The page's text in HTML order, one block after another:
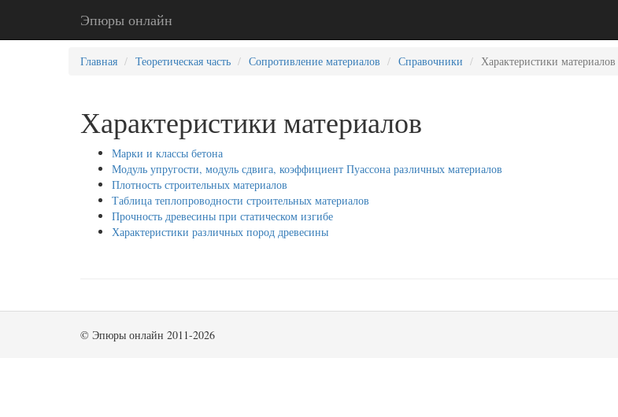
Эпюры онлайн
Главная Теоретическая часть Сопротивление материалов Справочники Характеристики материалов
Характеристики материалов
Марки и классы бетона
Модуль упругости, модуль сдвига, коэффициент Пуассона различных материалов
Плотность строительных материалов
Таблица теплопроводности строительных материалов
Прочность древесины при статическом изгибе
Характеристики различных пород древесины
© Эпюры онлайн 2011-2026